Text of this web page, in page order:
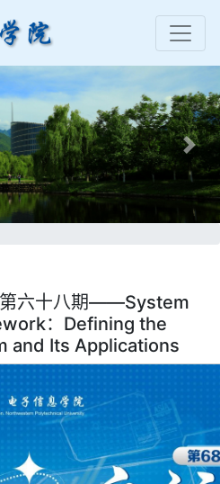
Next
第六十八期——System
：Defining the
and Its Applications